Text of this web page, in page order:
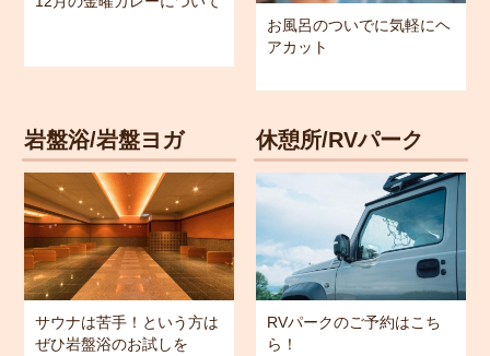
お風呂のついでに気軽にヘ
アカット
岩盤浴/岩盤ヨガ
サウナは苦手！という方は
ぜひ岩盤浴のお試しを
休憩所/RVパーク
RVパークのご予約はこち
ら！